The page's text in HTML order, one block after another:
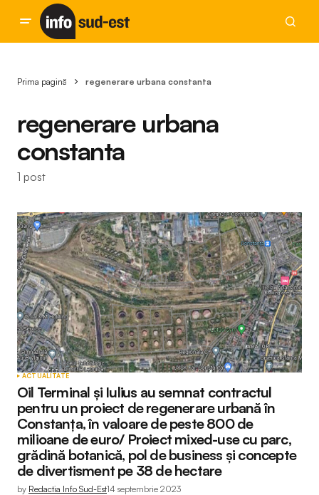
Prima pagină regenerare urbana constanta
regenerare urbana
constanta
1 post
ACTUALITATE
Oil Terminal și Iulius au semnat contractul
pentru un proiect de regenerare urbană în
Constanța, în valoare de peste 800 de
milioane de euro/ Proiect mixed-use cu parc,
grădină botanică, pol de business și concepte
de divertisment pe 38 de hectare
by Redactia Info Sud-Est14 septembrie 2023